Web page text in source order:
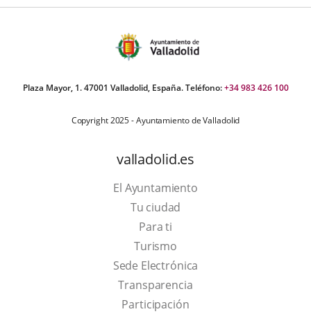
Plaza Mayor, 1. 47001 Valladolid, España. Teléfono:+34 983 426 100
Copyright 2025 - Ayuntamiento de Valladolid
valladolid.es
El Ayuntamiento
Tu ciudad
Para ti
TurismoThis
link
will
open
Sede Electrónica
Transparencia
Participación